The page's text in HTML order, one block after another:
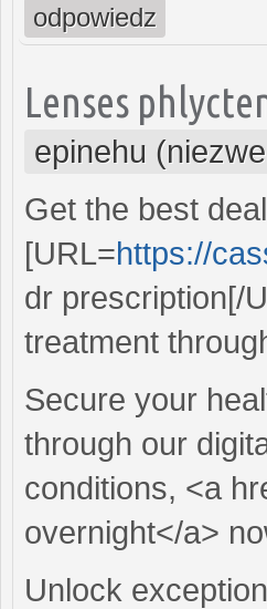
odpowiedz
Lenses
epinehu
Get the best
[URL=https://
dr prescription[/
treatment
Secure your
through our
conditions, <a
overnight</a>
Unlock